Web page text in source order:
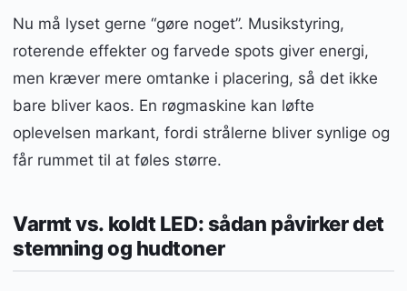
Nu må lyset gerne “gøre noget”. Musikstyring,
roterende effekter og farvede spots giver energi,
men kræver mere omtanke i placering, så det ikke
bare bliver kaos. En røgmaskine kan løfte
oplevelsen markant, fordi strålerne bliver synlige og
får rummet til at føles større.
Varmt vs. koldt LED: sådan påvirker det
stemning og hudtoner